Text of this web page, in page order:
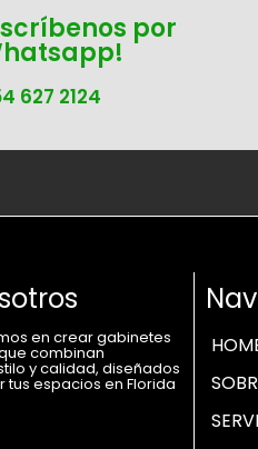
por
627 2124
en crear gabinetes
combinan
y calidad, diseñados
espacios en Florida